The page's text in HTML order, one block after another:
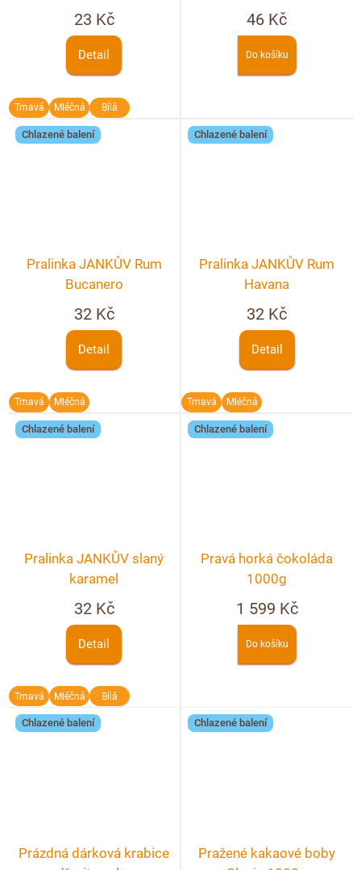
23 Kč
Detail
Tmavá Mléčná Bílá
46 Kč
Do košíku
Chlazené balení
Pralinka JANKŮV Rum
Bucanero
32 Kč
Detail
Tmavá Mléčná
Chlazené balení
Pralinka JANKŮV Rum
Havana
32 Kč
Detail
Tmavá Mléčná
Chlazené balení
Pralinka JANKŮV slaný
karamel
32 Kč
Detail
Tmavá Mléčná Bílá
Chlazené balení
Pravá horká čokoláda
1000g
1 599 Kč
Do košíku
Chlazené balení
Prázdná dárková krabice
Chlazené balení
Pražené kakaové boby